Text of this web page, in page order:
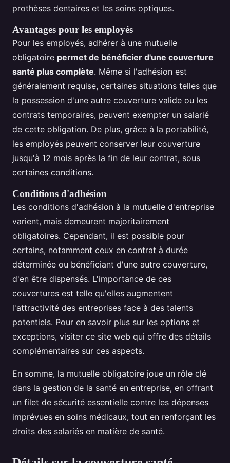
prothèses dentaires et les soins optiques.
Avantages pour les employés
Pour les employés, adhérer à une mutuelle
obligatoire permet de bénéficier d'une couverture
santé plus complète. Même si l'adhésion est
généralement requise, certaines situations telles que
la possession d'une autre couverture valide ou les
contrats temporaires, peuvent exempter un salarié
de cette obligation. De plus, grâce à la portabilité,
les employés peuvent conserver leur couverture
jusqu'à 12 mois après la fin de leur contrat, sous
certaines conditions.
Conditions d'adhésion
Les conditions d'adhésion à la mutuelle d'entreprise
varient, mais demeurent majoritairement
obligatoires. Cependant, il est possible pour
certains, notamment ceux en contrat à durée
déterminée ou bénéficiant d'une autre couverture,
d'en être dispensés. L'importance de ces
couvertures est telle qu'elles augmentent
l'attractivité des entreprises face à des talents
potentiels. Pour en savoir plus sur les options et
exceptions, visiter ce site web qui offre des détails
complémentaires sur ces aspects.
En somme, la mutuelle obligatoire joue un rôle clé
dans la gestion de la santé en entreprise, en offrant
un filet de sécurité essentielle contre les dépenses
imprévues en soins médicaux, tout en renforçant les
droits des salariés en matière de santé.